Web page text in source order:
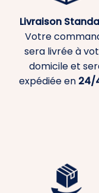
Livraison
Votre
sera livrée à
domicile et
expédiée en 24/